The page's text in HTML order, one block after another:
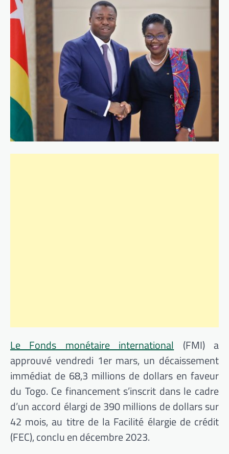
Le Fonds monétaire international(FMI) a
approuvé vendredi 1er mars, un décaissement
immédiat de 68,3 millions de dollars en faveur
du Togo. Ce financement s’inscrit dans le cadre
d’un accord élargi de 390 millions de dollars sur
42 mois, au titre de la Facilité élargie de crédit
(FEC), conclu en décembre 2023.